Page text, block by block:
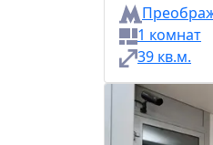
1 комнат
39 кв.м.